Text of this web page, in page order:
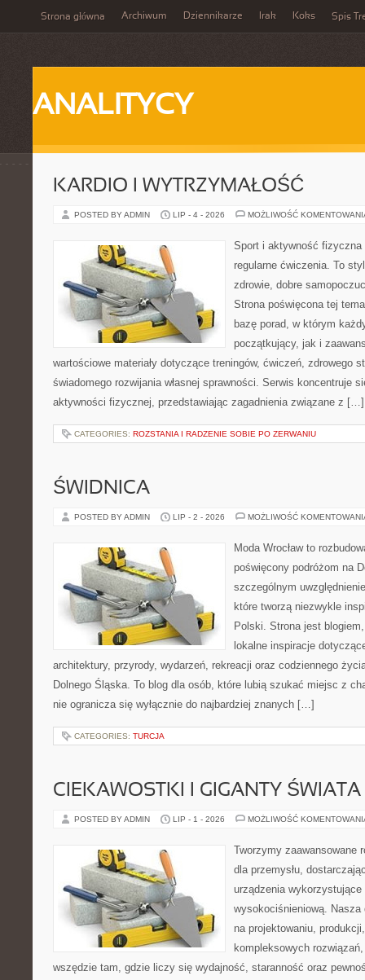
Strona główna Archiwum Dziennikarze Irak Koks Spis
ANALITYCY
KARDIO I WYTRZYMAŁOŚĆ
POSTED BY ADMIN LIP - 4 - 2026 MOŻLIWOŚĆ
Sport i aktywność
regularne ćwiczenia. To
zdrowie, dobre
Strona poświęcona tej
bazę porad, w którym
początkujący, jak i
wartościowe materiały dotyczące treningów, ćwiczeń, zdrowego
świadomego rozwijania własnej sprawności. Serwis koncentruje
aktywności fizycznej, przedstawiając zagadnienia związane z […]
CATEGORIES: ROZSTANIA I RADZENIE SOBIE PO ZERWANIU
ŚWIDNICA
POSTED BY ADMIN LIP - 2 - 2026 MOŻLIWOŚĆ
Moda Wrocław to
poświęcony podróżom na
szczególnym
które tworzą niezwykle
Polski. Strona jest
lokalne inspiracje
architektury, przyrody, wydarzeń, rekreacji oraz codziennego
Dolnego Śląska. To blog dla osób, które lubią szukać miejsc z
nie ogranicza się wyłącznie do najbardziej znanych […]
CATEGORIES: TURCJA
CIEKAWOSTKI I GIGANTY ŚWIATA
POSTED BY ADMIN LIP - 1 - 2026 MOŻLIWOŚĆ
Tworzymy zaawansowane
dla przemysłu,
urządzenia wykorzystujące
wysokociśnieniową. Nasza
na projektowaniu,
kompleksowych
wszędzie tam, gdzie liczy się wydajność, staranność oraz